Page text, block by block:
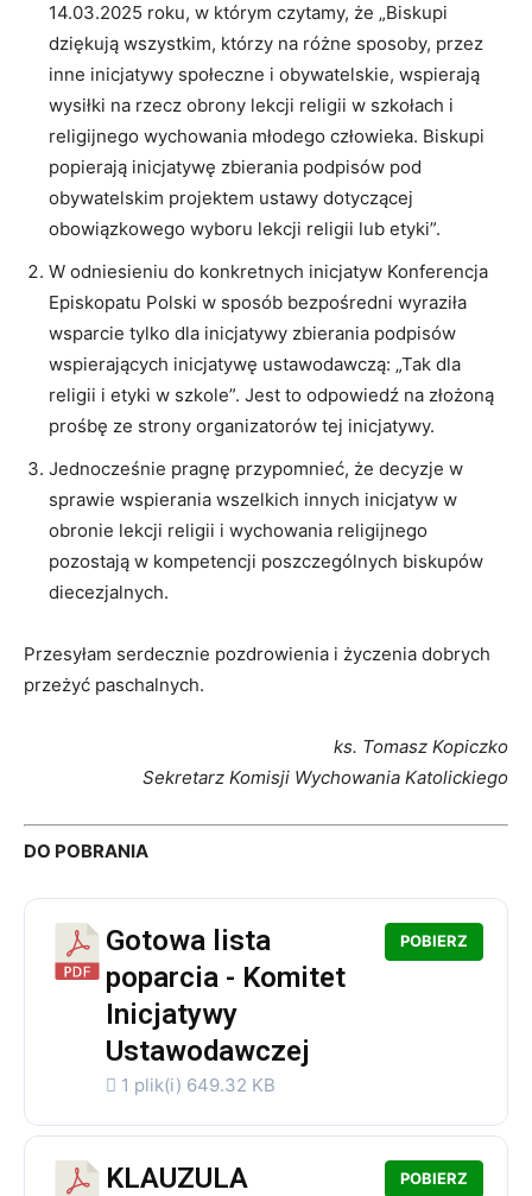
14.03.2025 roku, w którym czytamy, że „Biskupi
dziękują wszystkim, którzy na różne sposoby, przez
inne inicjatywy społeczne i obywatelskie, wspierają
wysiłki na rzecz obrony lekcji religii w szkołach i
religijnego wychowania młodego człowieka. Biskupi
popierają inicjatywę zbierania podpisów pod
obywatelskim projektem ustawy dotyczącej
obowiązkowego wyboru lekcji religii lub etyki”.
W odniesieniu do konkretnych inicjatyw Konferencja
Episkopatu Polski w sposób bezpośredni wyraziła
wsparcie tylko dla inicjatywy zbierania podpisów
wspierających inicjatywę ustawodawczą: „Tak dla
religii i etyki w szkole”. Jest to odpowiedź na złożoną
prośbę ze strony organizatorów tej inicjatywy.
Jednocześnie pragnę przypomnieć, że decyzje w
sprawie wspierania wszelkich innych inicjatyw w
obronie lekcji religii i wychowania religijnego
pozostają w kompetencji poszczególnych biskupów
diecezjalnych.
Przesyłam serdecznie pozdrowienia i życzenia dobrych
przeżyć paschalnych.
ks. Tomasz Kopiczko
Sekretarz Komisji Wychowania Katolickiego
DO POBRANIA
Gotowa lista
poparcia - Komitet
Inicjatywy
Ustawodawczej
1 plik(i) 649.32 KB
POBIERZ
KLAUZULA
POBIERZ